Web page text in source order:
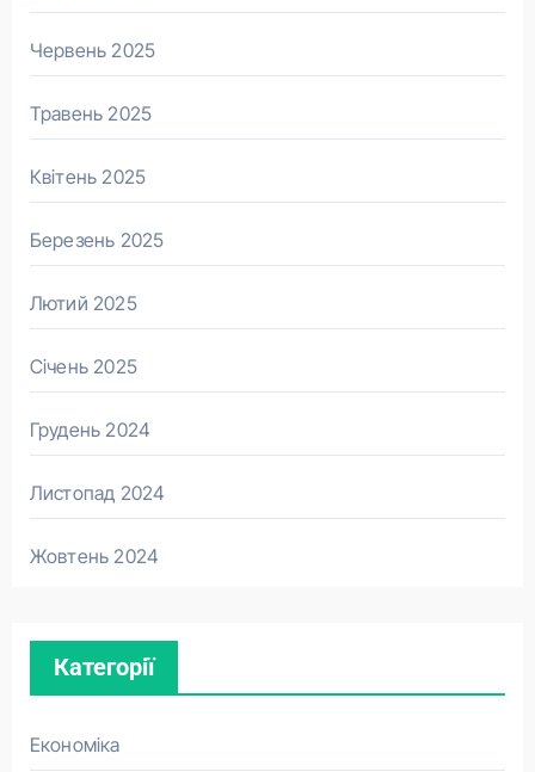
Червень 2025
Травень 2025
Квітень 2025
Березень 2025
Лютий 2025
Січень 2025
Грудень 2024
Листопад 2024
Жовтень 2024
Категорії
Економіка